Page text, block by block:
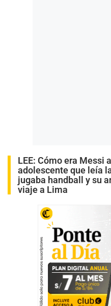
LEE: Cómo era Messi
adolescente que leía
jugaba handball y su
viaje a Lima